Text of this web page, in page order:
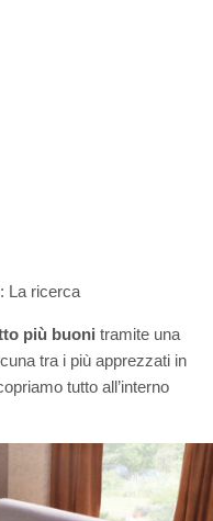
La ricerca
più buoni tramite una
tra i più apprezzati in
tutto all’interno